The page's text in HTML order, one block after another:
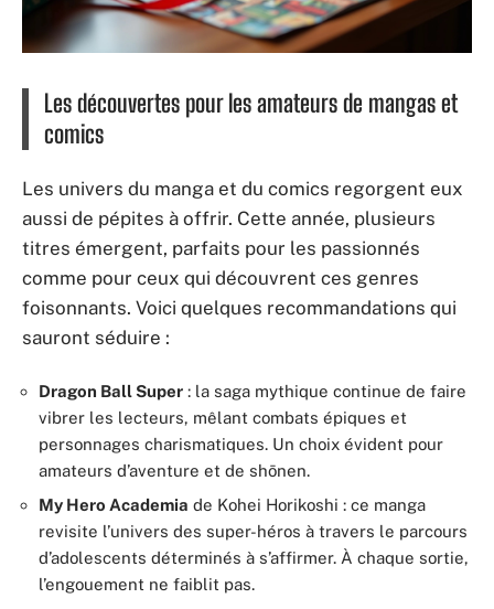
Les découvertes pour les amateurs de mangas et
comics
Les univers du manga et du comics regorgent eux
aussi de pépites à offrir. Cette année, plusieurs
titres émergent, parfaits pour les passionnés
comme pour ceux qui découvrent ces genres
foisonnants. Voici quelques recommandations qui
sauront séduire :
Dragon Ball Super : la saga mythique continue de faire
vibrer les lecteurs, mêlant combats épiques et
personnages charismatiques. Un choix évident pour
amateurs d’aventure et de shōnen.
My Hero Academia de Kohei Horikoshi : ce manga
revisite l’univers des super-héros à travers le parcours
d’adolescents déterminés à s’affirmer. À chaque sortie,
l’engouement ne faiblit pas.